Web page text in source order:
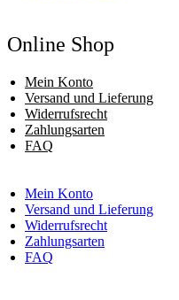
Online Shop
Mein Konto
Versand und Lieferung
Widerrufsrecht
Zahlungsarten
FAQ
Mein Konto
Versand und Lieferung
Widerrufsrecht
Zahlungsarten
FAQ